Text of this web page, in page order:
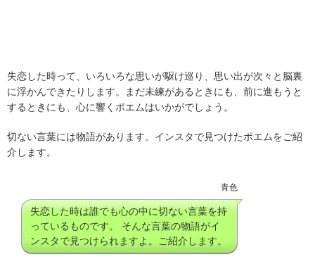
失恋した時って、いろいろな思いが駆け巡り、思い出が次々と脳裏
に浮かんできたりします。まだ未練があるときにも、前に進もうと
するときにも、心に響くポエムはいかがでしょう。
切ない言葉には物語があります。インスタで見つけたポエムをご紹
介します。
青色
失恋した時は誰でも心の中に切ない言葉を持
っているものです。 そんな言葉の物語がイ
ンスタで見つけられますよ。ご紹介します。